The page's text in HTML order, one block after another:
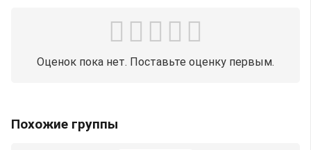
Оценок пока нет. Поставьте оценку первым.
Похожие группы